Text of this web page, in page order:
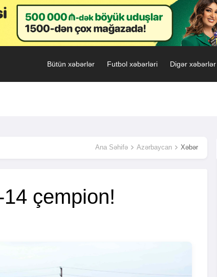
Bütün xəbərlər Futbol xəbərləri Digər xəbərlər
Ana Səhifə Azərbaycan Xəbər
14 çempion!